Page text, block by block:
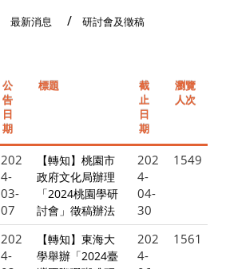
最新消息 研討會及徵稿
公
告
日
期
標題
截
止
日
期
瀏覽
人次
202
4-
03-
07
【轉知】桃園市
政府文化局辦理
「2024桃園學研
討會」徵稿辦法
202
4-
04-
30
1549
202
4-
【轉知】東海大
學舉辦「2024臺
202
4-
1561